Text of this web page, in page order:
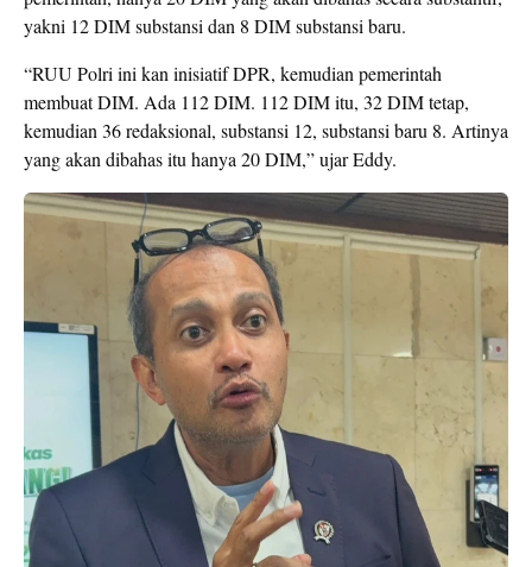
yakni 12 DIM substansi dan 8 DIM substansi baru.
“RUU Polri ini kan inisiatif DPR, kemudian pemerintah
membuat DIM. Ada 112 DIM. 112 DIM itu, 32 DIM tetap,
kemudian 36 redaksional, substansi 12, substansi baru 8. Artinya
yang akan dibahas itu hanya 20 DIM,” ujar Eddy.